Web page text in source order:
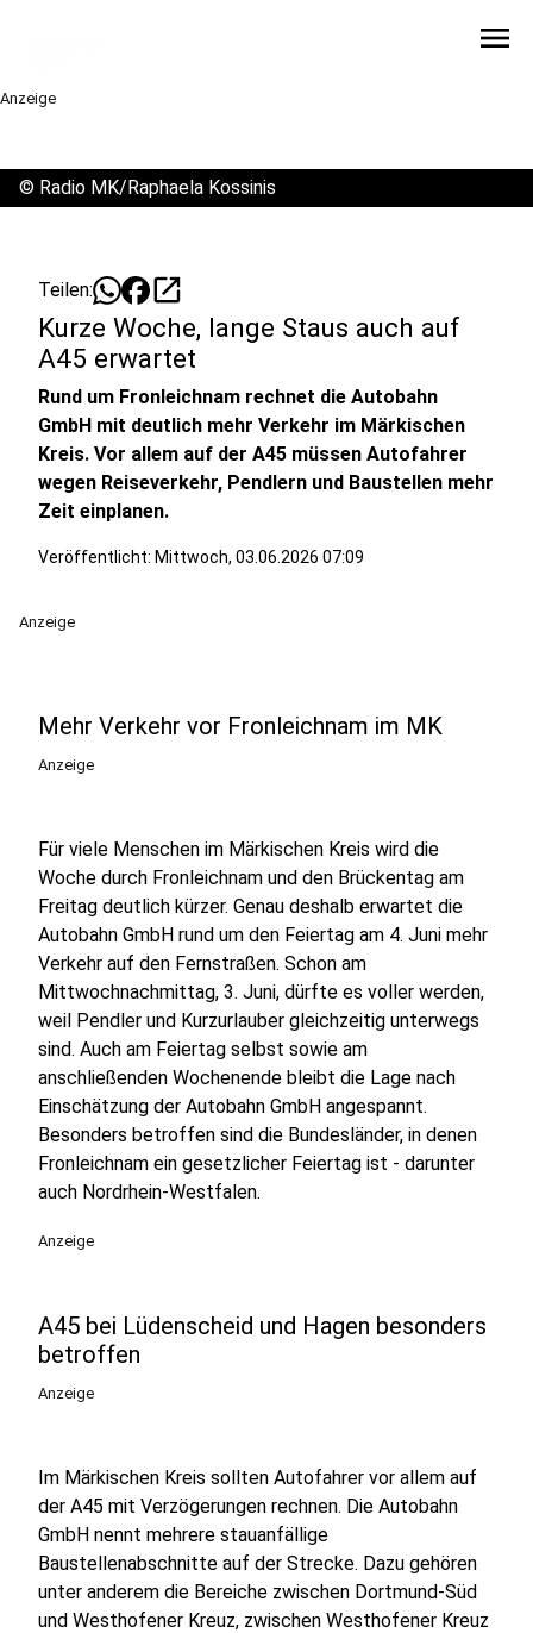
menu
Anzeige
© Radio MK/Raphaela Kossinis
Teilen: open_in_new
Kurze Woche, lange Staus auch auf
A45 erwartet
Rund um Fronleichnam rechnet die Autobahn
GmbH mit deutlich mehr Verkehr im Märkischen
Kreis. Vor allem auf der A45 müssen Autofahrer
wegen Reiseverkehr, Pendlern und Baustellen mehr
Zeit einplanen.
Veröffentlicht: Mittwoch, 03.06.2026 07:09
Anzeige
Mehr Verkehr vor Fronleichnam im MK
Anzeige
Für viele Menschen im Märkischen Kreis wird die
Woche durch Fronleichnam und den Brückentag am
Freitag deutlich kürzer. Genau deshalb erwartet die
Autobahn GmbH rund um den Feiertag am 4. Juni mehr
Verkehr auf den Fernstraßen. Schon am
Mittwochnachmittag, 3. Juni, dürfte es voller werden,
weil Pendler und Kurzurlauber gleichzeitig unterwegs
sind. Auch am Feiertag selbst sowie am
anschließenden Wochenende bleibt die Lage nach
Einschätzung der Autobahn GmbH angespannt.
Besonders betroffen sind die Bundesländer, in denen
Fronleichnam ein gesetzlicher Feiertag ist - darunter
auch Nordrhein-Westfalen.
Anzeige
A45 bei Lüdenscheid und Hagen besonders
betroffen
Anzeige
Im Märkischen Kreis sollten Autofahrer vor allem auf
der A45 mit Verzögerungen rechnen. Die Autobahn
GmbH nennt mehrere stauanfällige
Baustellenabschnitte auf der Strecke. Dazu gehören
unter anderem die Bereiche zwischen Dortmund-Süd
und Westhofener Kreuz, zwischen Westhofener Kreuz